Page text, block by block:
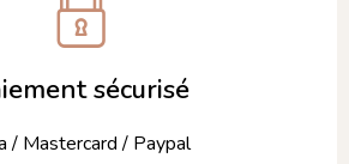
sécurisé
/ Mastercard / Paypal